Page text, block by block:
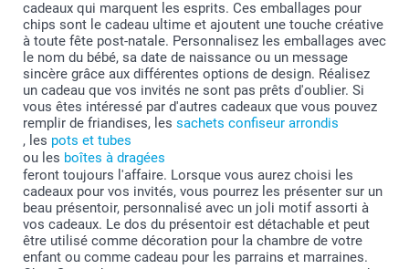
cadeaux qui marquent les esprits. Ces emballages pour
chips sont le cadeau ultime et ajoutent une touche créative
à toute fête post-natale. Personnalisez les emballages avec
le nom du bébé, sa date de naissance ou un message
sincère grâce aux différentes options de design. Réalisez
un cadeau que vos invités ne sont pas prêts d'oublier. Si
vous êtes intéressé par d'autres cadeaux que vous pouvez
remplir de friandises, les sachets confiseur arrondis
, les pots et tubes
ou les boîtes à dragées
feront toujours l'affaire. Lorsque vous aurez choisi les
cadeaux pour vos invités, vous pourrez les présenter sur un
beau présentoir, personnalisé avec un joli motif assorti à
vos cadeaux. Le dos du présentoir est détachable et peut
être utilisé comme décoration pour la chambre de votre
enfant ou comme cadeau pour les parrains et marraines.